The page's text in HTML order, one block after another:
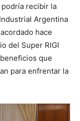
podría recibir la
Argentina
hace
del Super RIGI
que
para enfrentar la